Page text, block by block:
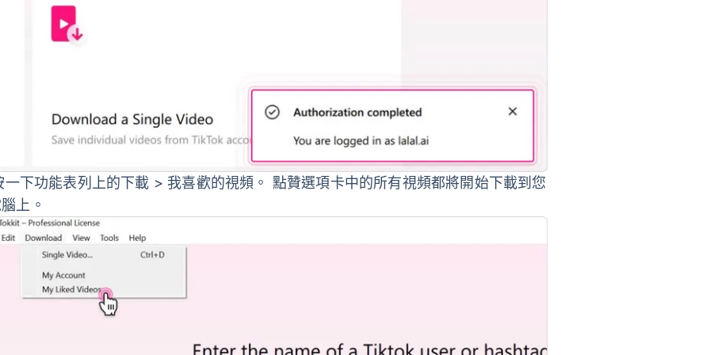
下功能表列上的下載 > 我喜歡的視頻 。 點贊選項卡中的所有視頻都將開始下載到您
上。